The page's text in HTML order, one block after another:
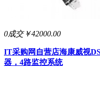
0成交￥42000.00
IT采购网自营店海康威视
器，4路监控系统